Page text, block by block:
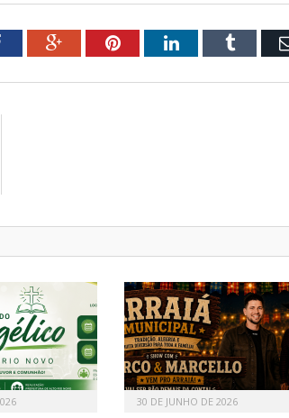
FacebookGoogle+PinterestLinkedInTumblr
30 DE JUNHO DE 2026